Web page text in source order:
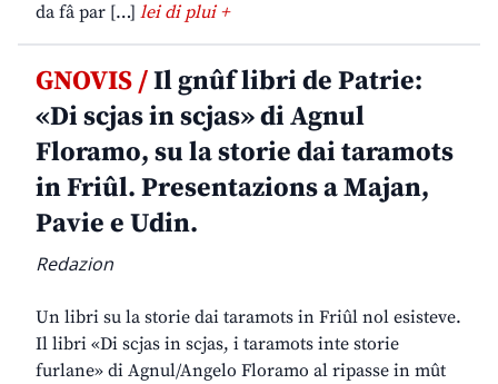
da fâ par […] lei di plui +
GNOVIS /Il gnûf libri de Patrie:
«Di scjas in scjas» di Agnul
Floramo, su la storie dai taramots
in Friûl. Presentazions a Majan,
Pavie e Udin.
Redazion
Un libri su la storie dai taramots in Friûl nol esisteve.
Il libri «Di scjas in scjas, i taramots inte storie
furlane» di Agnul/Angelo Floramo al ripasse in mût